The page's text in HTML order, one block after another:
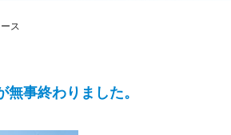
ス
無事終わりました。